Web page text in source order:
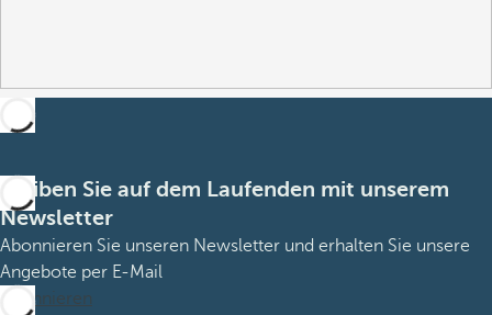
Bleiben Sie auf dem Laufenden mit unserem
Newsletter
Abonnieren Sie unseren Newsletter und erhalten Sie unsere
Angebote per E-Mail
Abonnieren